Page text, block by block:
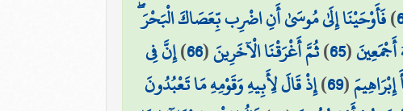
)فَأَوْحَيْنَا إِلَىٰ مُوسَىٰ أَنِ اضْرِب بِّعَصَاكَ الْبَحْرَ ۖ
(
65
)ثُمَّ أَغْرَقْنَا الْآخَرِينَ(
66
)إِنَّ فِي
(
69
)إِذْ قَالَ لِأَبِيهِ وَقَوْمِهِ مَا تَعْبُدُونَ